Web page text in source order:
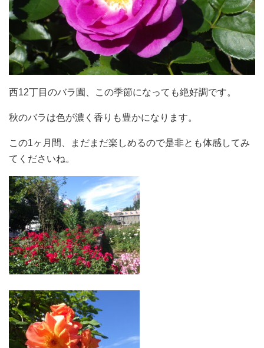
西12丁目のバラ園、この季節になっても絶好調です。
秋のバラは色が濃く香りも豊かになります。
この1ヶ月間、まだまだ楽しめるので是非とも体感してみ
てくださいね。